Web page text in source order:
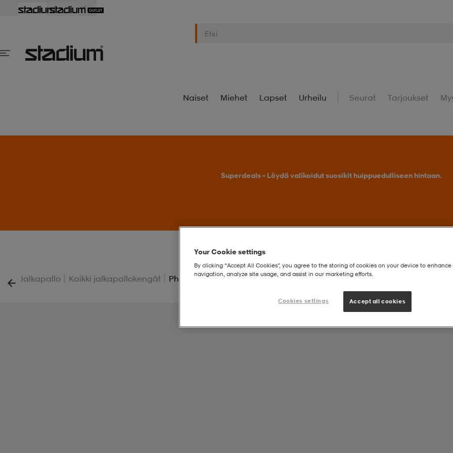
Naiset Miehet Lapset Urheilu Seurat Tarjoukset
Superdeals – Löydä valikoidut suosikit huippuedulliseen hintaan.
Jalkapallo | Kaikki jalkapallokengät | Phantom 6 High Acad Fg/mg T
Your Cookie settings
By clicking “Accept All Cookies”, you agree to the storing of cookies on your device to enhance
navigation, analyze site usage, and assist in our marketing efforts.
Cookies settings Accept all cookies